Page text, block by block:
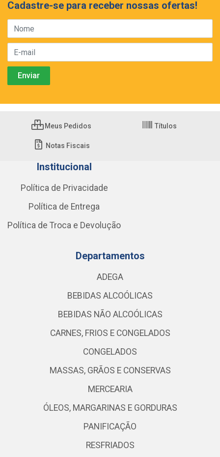
Cadastre-se para receber nossas ofertas!
Meus Pedidos Títulos
Notas Fiscais
Institucional
Política de Privacidade
Política de Entrega
Política de Troca e Devolução
Departamentos
ADEGA
BEBIDAS ALCOÓLICAS
BEBIDAS NÃO ALCOÓLICAS
CARNES, FRIOS E CONGELADOS
CONGELADOS
MASSAS, GRÃOS E CONSERVAS
MERCEARIA
ÓLEOS, MARGARINAS E GORDURAS
PANIFICAÇÃO
RESFRIADOS